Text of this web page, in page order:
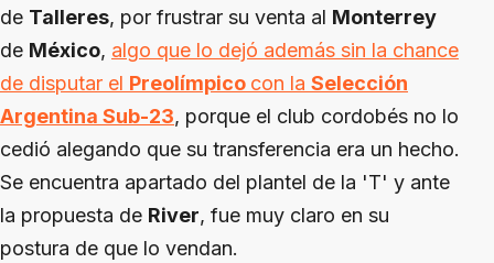
de Talleres, por frustrar su venta al Monterrey
de México, algo que lo dejó además sin la chance
de disputar el Preolímpico con la Selección
Argentina Sub-23, porque el club cordobés no lo
cedió alegando que su transferencia era un hecho.
Se encuentra apartado del plantel de la 'T' y ante
la propuesta de River, fue muy claro en su
postura de que lo vendan.